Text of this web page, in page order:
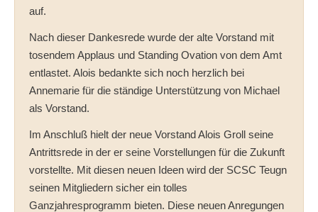
auf.
Nach dieser Dankesrede wurde der alte Vorstand mit
tosendem Applaus und Standing Ovation von dem Amt
entlastet. Alois bedankte sich noch herzlich bei
Annemarie für die ständige Unterstützung von Michael
als Vorstand.
Im Anschluß hielt der neue Vorstand Alois Groll seine
Antrittsrede in der er seine Vorstellungen für die Zukunft
vorstellte. Mit diesen neuen Ideen wird der SCSC Teugn
seinen Mitgliedern sicher ein tolles
Ganzjahresprogramm bieten. Diese neuen Anregungen